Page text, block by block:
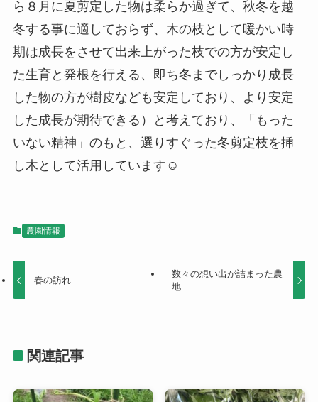
ら８月に夏剪定した物は柔らか過ぎて、秋冬を越
冬する事に適しておらず、木の枝として暖かい時
期は成長をさせて出来上がった枝での方が安定し
た生育と発根を行える、即ち冬までしっかり成長
した物の方が樹皮なども安定しており、より安定
した成長が期待できる）と考えており、「もった
いない精神」のもと、選りすぐった冬剪定枝を挿
し木として活用しています☺
農園情報
春の訪れ
数々の想い出が詰まった農
地
関連記事